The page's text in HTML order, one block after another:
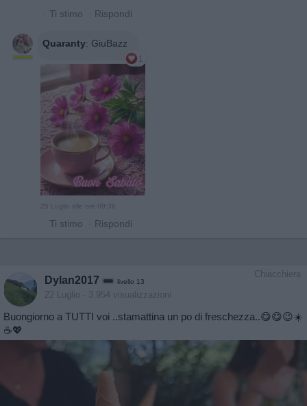
· Ti stimo · Rispondi
Quaranty: GiuBazz
1
· Ti stimo · Rispondi
Chiacchiera
Dylan2017 livello 13
22 Luglio - 3.954 visualizzazioni
Buongiorno a TUTTI voi ..stamattina un po di freschezza..😋😋😉☀️
☕️💖